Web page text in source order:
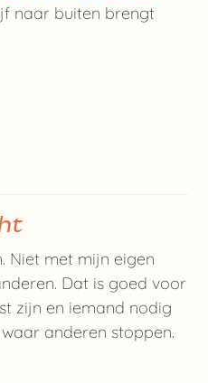
naar buiten brengt
Niet met mijn eigen
Dat is goed voor
zijn en iemand nodig
anderen stoppen.